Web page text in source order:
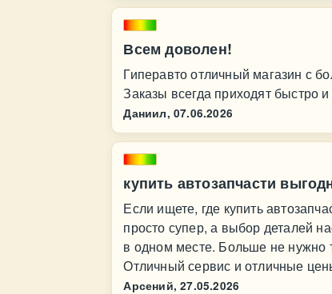
Всем доволен!
Гиперавто отличный магазин с
Заказы всегда приходят быстро
Даниил, 07.06.2026
купить автозапчасти
Если ищете, где купить
просто супер, а выбор деталей
в одном месте. Больше не нужно
Отличный сервис и отличные
Арсений, 27.05.2026